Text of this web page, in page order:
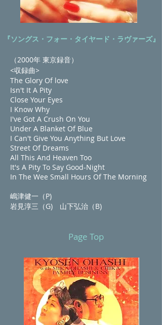
『ソングス・フォー・タイヤード・ラヴァーズ』
（2000年 東京録音）
<収録曲>
The Glory Of love
Isn't It A Pity
Close Your Eyes
I Know Why
I've Got A Crush On You
Under A Blanket Of Blue
I Can't Give You Anything But Love
Street Of Dreams
All This And Heaven Too
It's A Pity To Say Good-Night
In The Wee Small Hours Of The Morning
嶋津健一（P)
岩見淳三（G) 山下弘治（B)
Page Top